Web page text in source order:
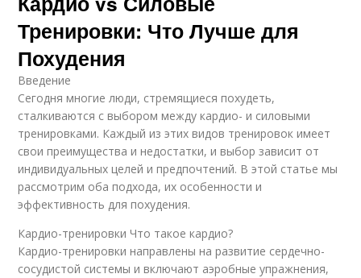
Тренировки: Что Лучше для
Похудения
Введение
Сегодня многие люди, стремящиеся похудеть,
сталкиваются с выбором между кардио- и силовыми
тренировками. Каждый из этих видов тренировок имеет
свои преимущества и недостатки, и выбор зависит от
индивидуальных целей и предпочтений. В этой статье мы
рассмотрим оба подхода, их особенности и
эффективность для похудения.
Кардио-тренировки Что такое кардио?
Кардио-тренировки направлены на развитие сердечно-
сосудистой системы и включают аэробные упражнения,